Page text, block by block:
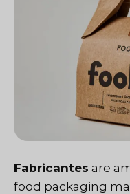
Fabricantes are
food packaging